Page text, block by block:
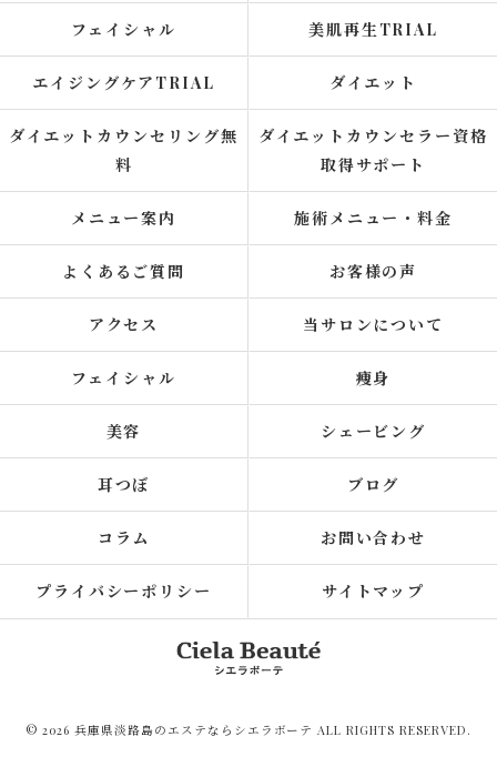
フェイシャル 美肌再生TRIAL
エイジングケアTRIAL ダイエット
ダイエットカウンセリング無
料
ダイエットカウンセラー資格
取得サポート
メニュー案内 施術メニュー・料金
よくあるご質問 お客様の声
アクセス 当サロンについて
フェイシャル 痩身
美容 シェービング
耳つぼ ブログ
コラム お問い合わせ
プライバシーポリシー サイトマップ
© 2026 兵庫県淡路島のエステならシエラボーテ ALL RIGHTS RESERVED.